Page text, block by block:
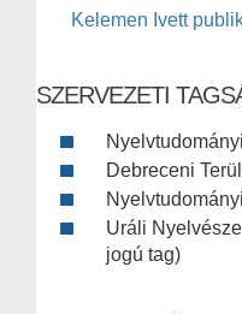
Kelemen Ivett
SZERVEZETI
Debreceni
Uráli
jogú tag)